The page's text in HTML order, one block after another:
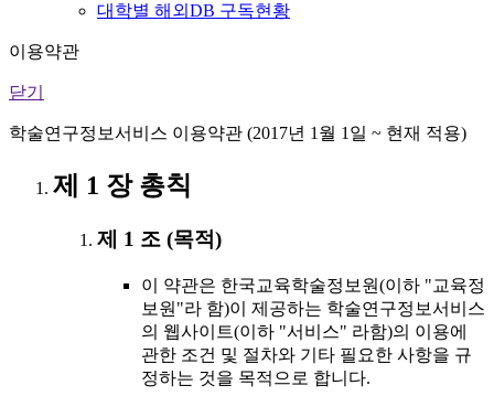
대학별 해외DB 구독현황
이용약관
닫기
학술연구정보서비스 이용약관 (2017년 1월 1일 ~ 현재 적용)
제 1 장 총칙
제 1 조 (목적)
이 약관은 한국교육학술정보원(이하 "교육정
보원"라 함)이 제공하는 학술연구정보서비스
의 웹사이트(이하 "서비스" 라함)의 이용에
관한 조건 및 절차와 기타 필요한 사항을 규
정하는 것을 목적으로 합니다.